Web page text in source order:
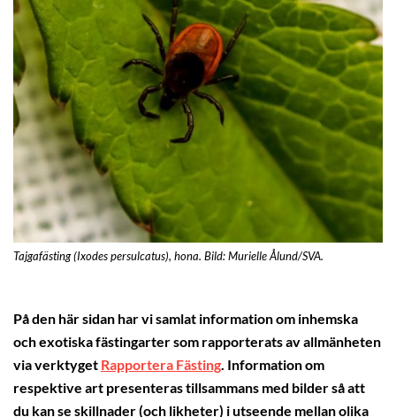
Tajgafästing (Ixodes persulcatus), hona. Bild: Murielle Ålund/SVA.
På den här sidan har vi samlat information om inhemska
och exotiska fästingarter som rapporterats av allmänheten
via verktyget Rapportera Fästing. Information om
respektive art presenteras tillsammans med bilder så att
du kan se skillnader (och likheter) i utseende mellan olika